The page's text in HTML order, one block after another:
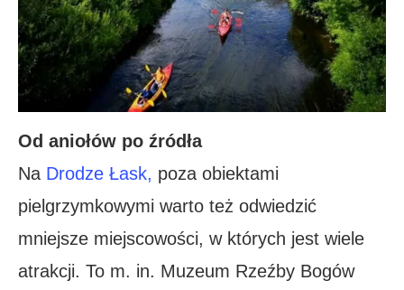
Od aniołów po źródła
Na Drodze Łask, poza obiektami
pielgrzymkowymi warto też odwiedzić
mniejsze miejscowości, w których jest wiele
atrakcji. To m. in. Muzeum Rzeźby Bogów